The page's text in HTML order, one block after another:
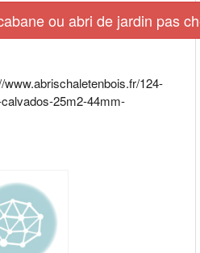
ou abri de jardin pas
124-
25m2-44mm-